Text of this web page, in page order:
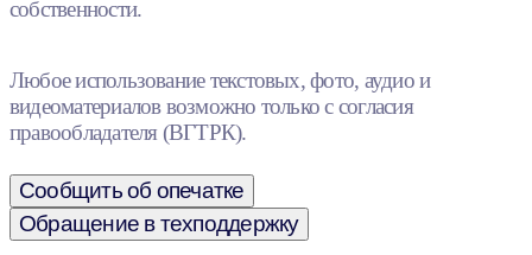
собственности.
Любое использование текстовых, фото, аудио и
видеоматериалов возможно только с согласия
правообладателя (ВГТРК).
Сообщить об опечатке
Обращение в техподдержку